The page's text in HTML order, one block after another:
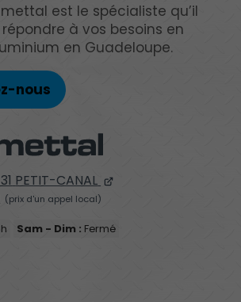
PETIT-CANAL
Sam - Dim : Fermé
est le spécialiste qu’il
à vos besoins en
en Guadeloupe.
nous